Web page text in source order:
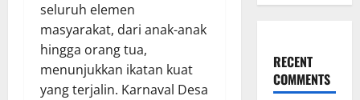
seluruh elemen
masyarakat, dari anak-anak
hingga orang tua,
menunjukkan ikatan kuat
yang terjalin. Karnaval Desa
RECENT
COMMENTS